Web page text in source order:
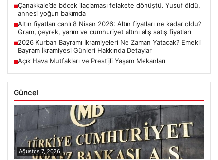
■Çanakkale’de böcek ilaçlaması felakete dönüştü. Yusuf öldü,
annesi yoğun bakımda
■Altın fiyatları canlı 8 Nisan 2026: Altın fiyatları ne kadar oldu?
Gram, çeyrek, yarım ve cumhuriyet altını alış satış fiyatları
■2026 Kurban Bayramı İkramiyeleri Ne Zaman Yatacak? Emekli
Bayram İkramiyesi Günleri Hakkında Detaylar
■Açık Hava Mutfakları ve Prestijli Yaşam Mekanları
Güncel
Ağustos 7, 2026